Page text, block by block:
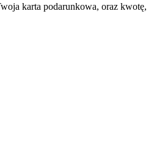
karta podarunkowa, oraz kwotę,